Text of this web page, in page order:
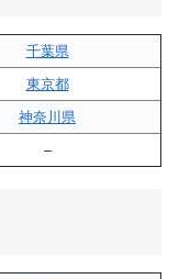
千葉県
東京都
神奈川県
–